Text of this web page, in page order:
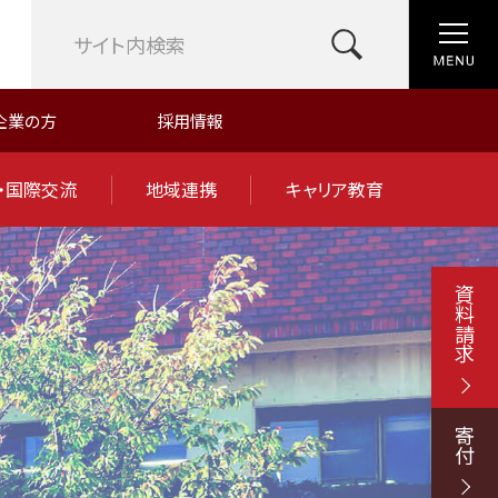
業の方 採用情報
国際交流 地域連携 キャリア教育
資料請求
寄付